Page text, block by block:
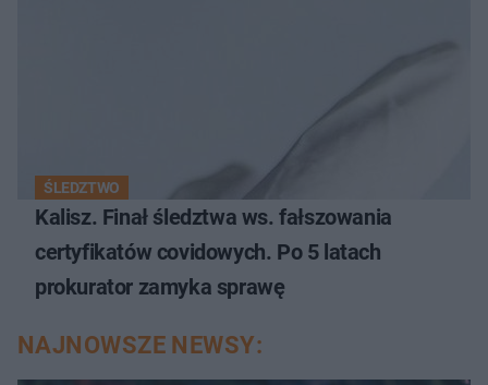
ŚLEDZTWO
Kalisz. Finał śledztwa ws. fałszowania
certyfikatów covidowych. Po 5 latach
prokurator zamyka sprawę
NAJNOWSZE NEWSY: